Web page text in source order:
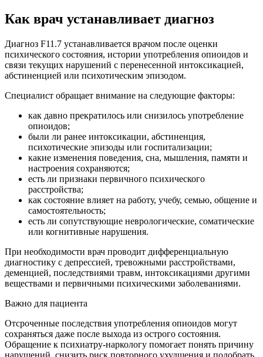
Как врач устанавливает диагноз
Диагноз F11.7 устанавливается врачом после оценки
психического состояния, истории употребления опиоидов и
связи текущих нарушений с перенесенной интоксикацией,
абстиненцией или психотическим эпизодом.
Специалист обращает внимание на следующие факторы:
как давно прекратилось или снизилось употребление
опиоидов;
были ли ранее интоксикации, абстиненция,
психотические эпизоды или госпитализации;
какие изменения поведения, сна, мышления, памяти и
настроения сохраняются;
есть ли признаки первичного психического
расстройства;
как состояние влияет на работу, учебу, семью, общение и
самостоятельность;
есть ли сопутствующие неврологические, соматические
или когнитивные нарушения.
При необходимости врач проводит дифференциальную
диагностику с депрессией, тревожными расстройствами,
деменцией, последствиями травм, интоксикациями другими
веществами и первичными психическими заболеваниями.
Важно для пациента
Отсроченные последствия употребления опиоидов могут
сохраняться даже после выхода из острого состояния.
Обращение к психиатру-наркологу помогает понять причину